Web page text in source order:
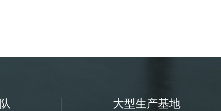
大型生产基地